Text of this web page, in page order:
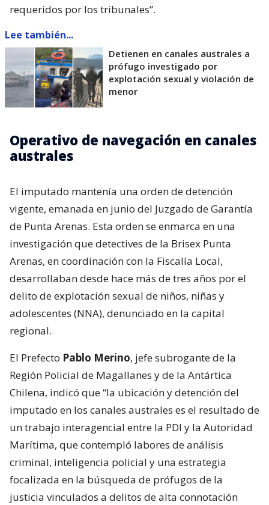
requeridos por los tribunales”.
Lee también...
Detienen en canales australes a
prófugo investigado por
explotación sexual y violación de
menor
Operativo de navegación en canales
australes
El imputado mantenía una orden de detención
vigente, emanada en junio del Juzgado de Garantía
de Punta Arenas. Esta orden se enmarca en una
investigación que detectives de la Brisex Punta
Arenas, en coordinación con la Fiscalía Local,
desarrollaban desde hace más de tres años por el
delito de explotación sexual de niños, niñas y
adolescentes (NNA), denunciado en la capital
regional.
El Prefecto Pablo Merino, jefe subrogante de la
Región Policial de Magallanes y de la Antártica
Chilena, indicó que “la ubicación y detención del
imputado en los canales australes es el resultado de
un trabajo interagencial entre la PDI y la Autoridad
Marítima, que contempló labores de análisis
criminal, inteligencia policial y una estrategia
focalizada en la búsqueda de prófugos de la
justicia vinculados a delitos de alta connotación